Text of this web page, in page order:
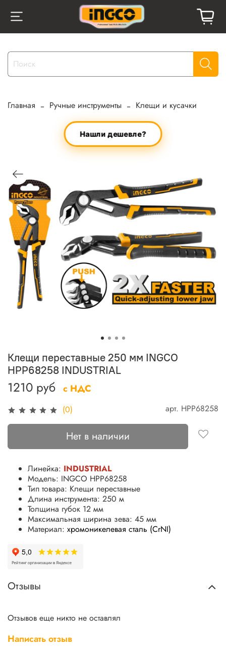
Главная Ручные инструменты Клещи и кусачки
Нашли дешевле?
(0) арт. HPP68258
Клещи переставные 250 мм INGCO
HPP68258 INDUSTRIAL
1210 руб с НДС
Нет в наличии
Линейка: INDUSTRIAL
Модель: INGCO HPP68258
Тип товара: Клещи переставные
Длина инструмента: 250 м
Толщина губок 12 мм
Максимальная ширина зева: 45 мм
Материал: хромоникелевая сталь (CrNI)
Отзывы
Отзывов еще никто не оставлял
Написать отзыв